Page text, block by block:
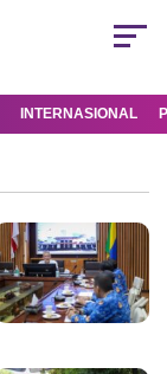
INTERNASIONAL